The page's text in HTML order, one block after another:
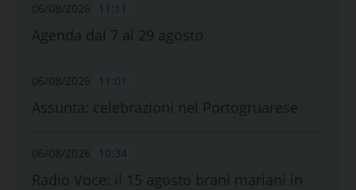
06/08/2026 11:11
Agenda dal 7 al 29 agosto
06/08/2026 11:01
Assunta: celebrazioni nel Portogruarese
06/08/2026 10:34
Radio Voce: il 15 agosto brani mariani in